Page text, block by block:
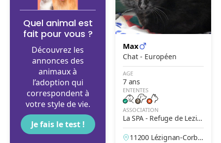
Quel animal est
fait pour vous ?
Découvrez les
annonces des
animaux à
l’adoption qui
correspondent à
votre style de vie.
Je fais le test !
Max
Chat - Européen
AGE
7 ans
ENTENTES
ASSOCIATION
La SPA - Refuge de Lezig
nan Corbières
11200 Lézignan-Corbiè